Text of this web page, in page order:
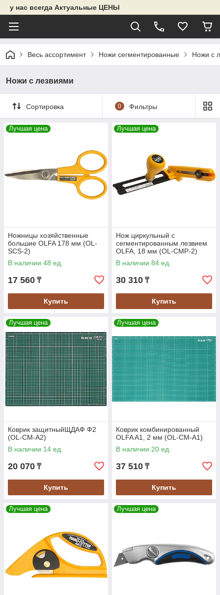
у нас всегда Актуальные ЦЕНЫ
Весь ассортимент Ножи сегментированные Ножи с
Ножи с лезвиями
Сортировка 0 Фильтры
Лучшая цена
Ножницы хозяйственные
большие OLFA 178 мм (OL-
SCS-2)
В наличии 48 ед.
17 560 ₸
Купить
Лучшая цена
Нож циркульный с
сегментированным лезвием
OLFA, 18 мм (OL-CMP-2)
В наличии 84 ед.
30 310 ₸
Купить
Лучшая цена
Коврик защитныйЩДАФ Ф2
(OL-CM-A2)
В наличии 14 ед.
20 070 ₸
Купить
Лучшая цена
Коврик комбинированный
OLFA A1, 2 мм (OL-CM-A1)
В наличии 20 ед.
37 510 ₸
Купить
Лучшая цена Лучшая цена